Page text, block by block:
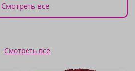
Смотреть все
Смотреть все